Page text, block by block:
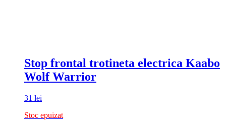
Stop frontal trotineta electrica Kaabo
Wolf Warrior
31 lei
Stoc epuizat